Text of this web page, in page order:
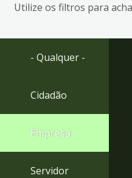
busca
Ir
Utilize os filtros para
- Qualquer -
Cidadão
Empresa
Servidor